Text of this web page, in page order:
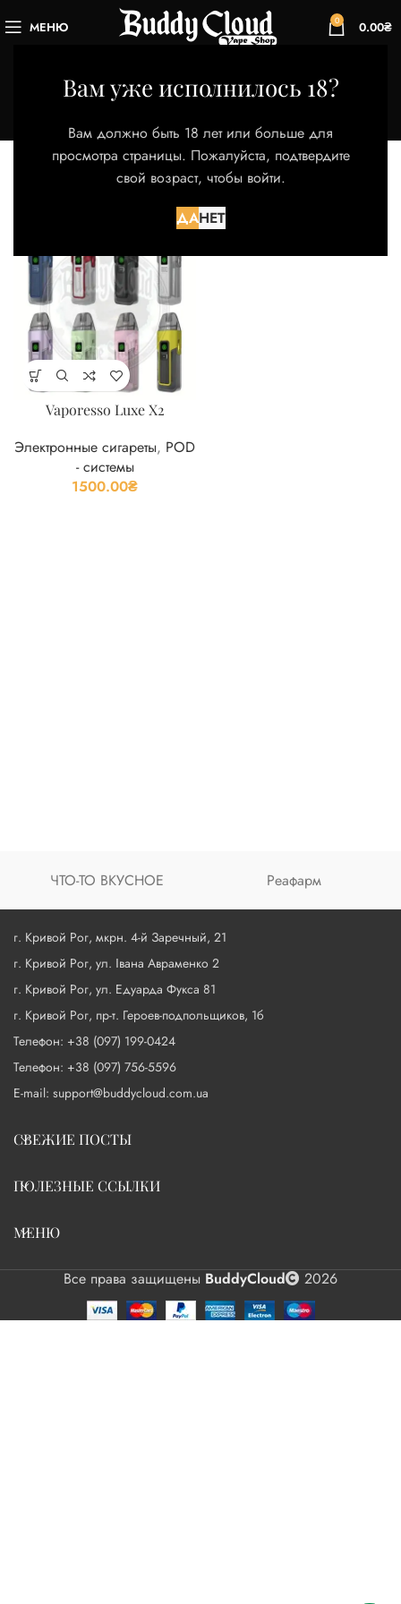
Вам уже исполнилось 18?
Вам должно быть 18 лет или больше для
просмотра страницы. Пожалуйста, подтвердите
свой возраст, чтобы войти.
ДАНЕТ
МЕНЮ 0 0.00₴
Light Purple
Категории
Товар Цвет
Light Purple
Отображение единственного товара
Vaporesso Luxe X2
Электронные сигареты, POD
- системы
1500.00₴
ЧТО-ТО ВКУСНОЕ Реафарм
г. Кривой Рог, мкрн. 4-й Заречный, 21
г. Кривой Рог, ул. Івана Авраменко 2
г. Кривой Рог, ул. Едуарда Фукса 81
г. Кривой Рог, пр-т. Героев-подпольщиков, 1б
Телефон: +38 (097) 199-0424
Телефон: +38 (097) 756-5596
E-mail: support@buddycloud.com.ua
СВЕЖИЕ ПОСТЫ
ПОЛЕЗНЫЕ ССЫЛКИ
МЕНЮ
Все права защищены BuddyCloud 2026